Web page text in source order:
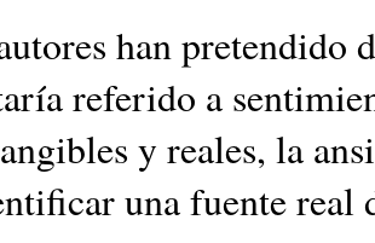
han pretendido
referido a
y reales, la
una fuente real